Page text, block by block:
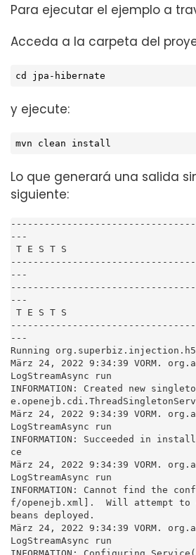
Para ejecutar el ejemplo a
Acceda a la carpeta del
cd jpa-hibernate
y ejecute:
mvn clean install
Lo que generará una salida
siguiente:
---
---
---
---
Running
März 24, 2022 9:34:39 VORM.
LogStreamAsync run
INFORMATION: Created new
März 24, 2022 9:34:39 VORM.
LogStreamAsync run
INFORMATION: Succeeded in
ce
März 24, 2022 9:34:39 VORM.
LogStreamAsync run
INFORMATION: Cannot find the
f/openejb.xml].  Will attempt to
beans deployed.
März 24, 2022 9:34:39 VORM.
LogStreamAsync run